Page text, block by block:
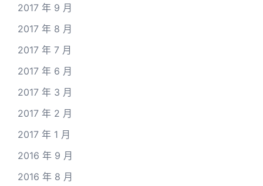
2017 年 9 月
2017 年 8 月
2017 年 7 月
2017 年 6 月
2017 年 3 月
2017 年 2 月
2017 年 1 月
2016 年 9 月
2016 年 8 月